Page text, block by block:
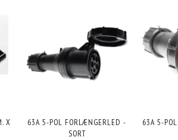
X
63A 5-POL FORLÆNGERLED -
SORT
63A 5-